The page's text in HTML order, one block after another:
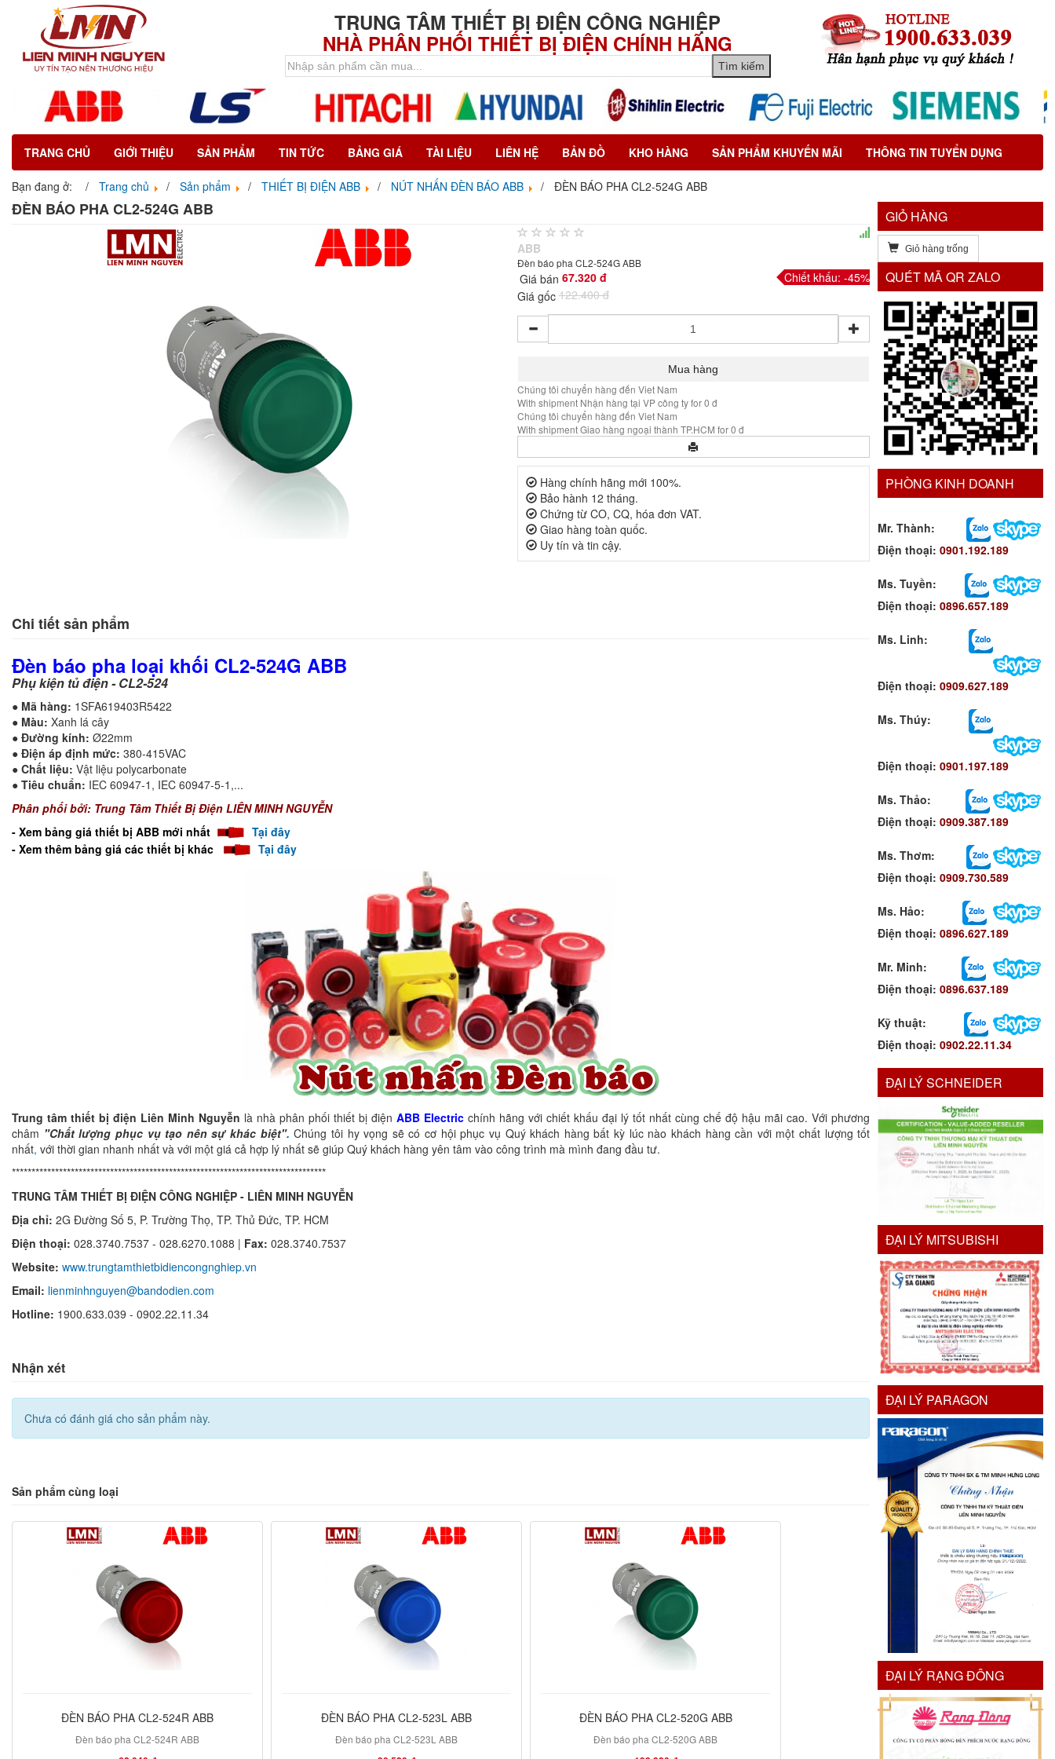
TRUNG TÂM THIẾT BỊ ĐIỆN CÔNG NGHIỆP
NHÀ PHÂN PHỐI THIẾT BỊ ĐIỆN CHÍNH HÃNG
TRANG CHỦ GIỚI THIỆU SẢN PHẨM TIN TỨC BẢNG GIÁ TÀI LIỆU LIÊN HỆ BẢN ĐỒ KHO HÀNG SẢN PHẨM KHUYẾN MÃI THÔNG TIN TUYỂN DỤNG
Bạn đang ở: Trang chủ Sản phẩm THIẾT BỊ ĐIỆN ABB NÚT NHẤN ĐÈN BÁO ABB ĐÈN BÁO PHA CL2-524G ABB
ĐÈN BÁO PHA CL2-524G ABB
ABB
Đèn báo pha CL2-524G ABB
Giá bán 67.320 đ
Giá gốc 122.400 đ
Chiết khấu: -45%
Chúng tôi chuyển hàng đến Viet Nam
With shipment Nhận hàng tại VP công ty for 0 đ
Chúng tôi chuyển hàng đến Viet Nam
With shipment Giao hàng ngoại thành TP.HCM for 0 đ
Hàng chính hãng mới 100%.
Bảo hành 12 tháng.
Chứng từ CO, CQ, hóa đơn VAT.
Giao hàng toàn quốc.
Uy tín và tin cậy.
Chi tiết sản phẩm
Đèn báo pha loại khối CL2-524G ABB
Phụ kiện tủ điện - CL2-524
● Mã hàng: 1SFA619403R5422
● Màu: Xanh lá cây
● Đường kính: Ø22mm
● Điện áp định mức: 380-415VAC
● Chất liệu: Vật liệu polycarbonate
● Tiêu chuẩn: IEC 60947-1, IEC 60947-5-1,...
Phân phối bởi: Trung Tâm Thiết Bị Điện LIÊN MINH NGUYỄN
- Xem bảng giá thiết bị ABB mới nhất
Tại đây
- Xem thêm bảng giá các thiết bị khác
Tại đây
Trung tâm thiết bị điện Liên Minh Nguyễn là nhà phân phối thiết bị điệnABB Electric chính hãng với chiết khấu đại lý tốt nhất cùng chế độ hậu mãi cao. Với phương
châm "Chất lượng phục vụ tạo nên sự khác biệt". Chúng tôi hy vọng sẽ có cơ hội phục vụ Quý khách hàng bất kỳ lúc nào khách hàng cần với một chất lượng tốt
nhất, với thời gian nhanh nhất và với một giá cả hợp lý nhất sẽ giúp Quý khách hàng yên tâm vào công trình mà mình đang đầu tư.
********************************************************************************
TRUNG TÂM THIẾT BỊ ĐIỆN CÔNG NGHIỆP - LIÊN MINH NGUYỄN
Địa chỉ: 2G Đường Số 5, P. Trường Thọ, TP. Thủ Đức, TP. HCM
Điện thoại: 028.3740.7537 - 028.6270.1088 | Fax: 028.3740.7537
Website: www.trungtamthietbidiencongnghiep.vn
Email: lienminhnguyen@bandodien.com
Hotline: 1900.633.039 - 0902.22.11.34
Nhận xét
Chưa có đánh giá cho sản phẩm này.
Sản phẩm cùng loại
ĐÈN BÁO PHA CL2-524R ABB
Đèn báo pha CL2-524R ABB
ĐÈN BÁO PHA CL2-523L ABB
Đèn báo pha CL2-523L ABB
ĐÈN BÁO PHA CL2-520G ABB
Đèn báo pha CL2-520G ABB
GIỎ HÀNG
Giỏ hàng trống
QUÉT MÃ QR ZALO
PHÒNG KINH DOANH
Mr. Thành:
Điện thoại:0901.192.189
Ms. Tuyền:
Điện thoại:0896.657.189
Ms. Linh:
Điện thoại: 0909.627.189
Ms. Thúy:
Điện thoại:0901.197.189
Ms. Thảo:
Điện thoại:0909.387.189
Ms. Thơm:
Điện thoại:0909.730.589
Ms. Hảo:
Điện thoại:0896.627.189
Mr. Minh:
Điện thoại:0896.637.189
Kỹ thuật:
Điện thoại:0902.22.11.34
ĐẠI LÝ SCHNEIDER
ĐẠI LÝ MITSUBISHI
ĐẠI LÝ PARAGON
ĐẠI LÝ RẠNG ĐÔNG